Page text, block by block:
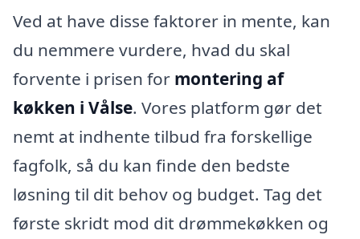
Ved at have disse faktorer in mente, kan
du nemmere vurdere, hvad du skal
forvente i prisen for montering af
køkken i Vålse. Vores platform gør det
nemt at indhente tilbud fra forskellige
fagfolk, så du kan finde den bedste
løsning til dit behov og budget. Tag det
første skridt mod dit drømmekøkken og